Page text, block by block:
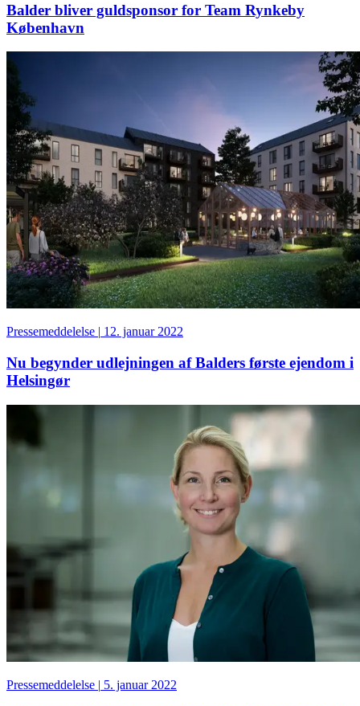
Balder bliver guldsponsor for Team Rynkeby
København
Pressemeddelelse | 12. januar 2022
Nu begynder udlejningen af Balders første ejendom i
Helsingør
Pressemeddelelse | 5. januar 2022